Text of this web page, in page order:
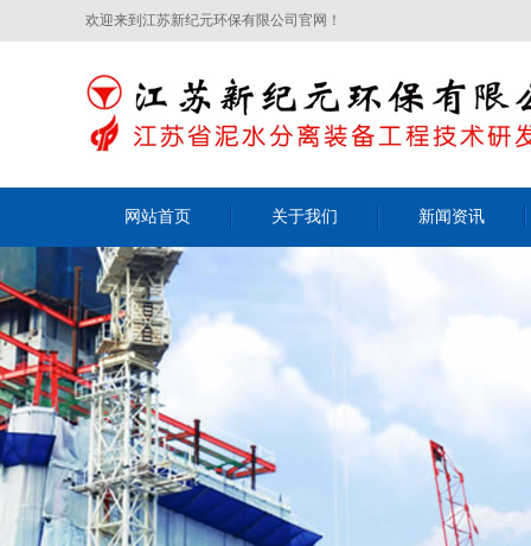
欢迎来到江苏新纪元环保有限公司官网！
网站首页 关于我们 新闻资讯